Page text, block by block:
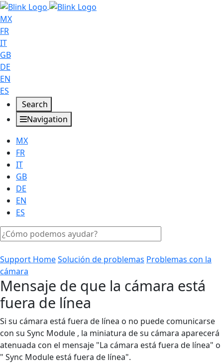
MX
FR
IT
GB
DE
EN
ES
Search
Navigation
MX
FR
IT
GB
DE
EN
ES
Support HomeSolución de problemas Problemas con la
cámara
Mensaje de que la cámara está
fuera de línea
Si su cámara está fuera de línea o no puede comunicarse
con su Sync Module , la miniatura de su cámara aparecerá
atenuada con el mensaje "La cámara está fuera de línea" o
" Sync Module está fuera de línea".